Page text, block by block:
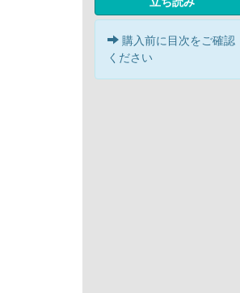
購入前に目次をご確認
ください